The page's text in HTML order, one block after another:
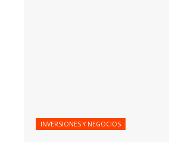
INVERSIONES Y NEGOCIOS